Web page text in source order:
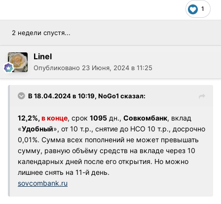
1
2 недели спустя...
Linel
Опубликовано 23 Июня, 2024 в 11:25
В 18.04.2024 в 10:19, NoGo1 сказал:
12,2%, в конце, срок 1095 дн., Совкомбанк, вклад
«Удобный», от 10 т.р., снятие до НСО 10 т.р., досрочно
0,01%. Сумма всех пополнений не может превышать
сумму, равную объёму средств на вкладе через 10
календарных дней после его открытия. Но можно
лишнее снять на 11-й день.
sovcombank.ru